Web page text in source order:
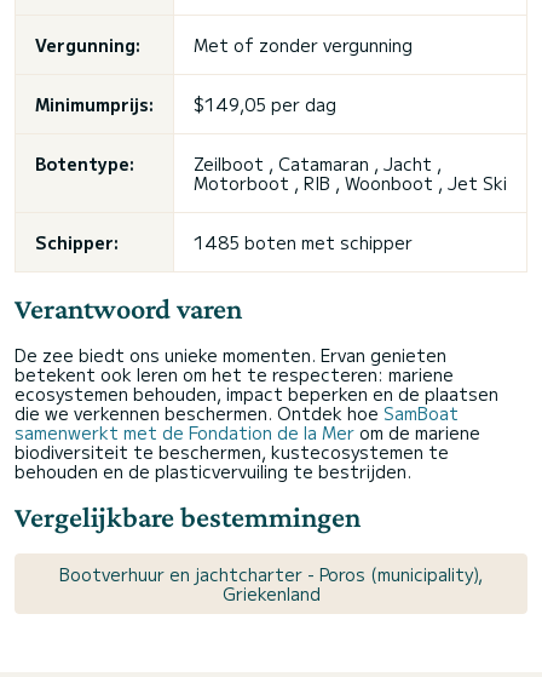
Vergunning: Met of zonder vergunning
Minimumprijs: $149,05 per dag
Botentype:
Zeilboot , Catamaran , Jacht ,
Motorboot , RIB , Woonboot , Jet Ski
Schipper: 1485 boten met schipper
Verantwoord varen
De zee biedt ons unieke momenten. Ervan genieten
betekent ook leren om het te respecteren: mariene
ecosystemen behouden, impact beperken en de plaatsen
die we verkennen beschermen. Ontdek hoe SamBoat
samenwerkt met de Fondation de la Mer om de mariene
biodiversiteit te beschermen, kustecosystemen te
behouden en de plasticvervuiling te bestrijden.
Vergelijkbare bestemmingen
Bootverhuur en jachtcharter - Poros (municipality),
Griekenland